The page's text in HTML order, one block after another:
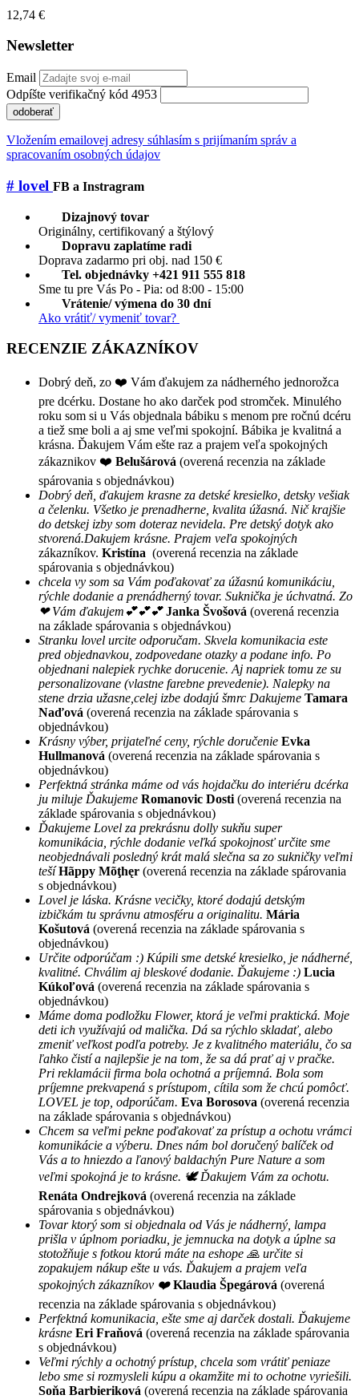
12,74 €
Newsletter
Email
Odpíšte verifikačný kód 4953
odoberať
Vložením emailovej adresy súhlasím s prijímaním správ a
spracovaním osobných údajov
# lovel FB a Instragram
Dizajnový tovar
Originálny, certifikovaný a štýlový
Dopravu zaplatíme radi
Doprava zadarmo pri obj. nad 150 €
Tel. objednávky +421 911 555 818
Sme tu pre Vás Po - Pia: od 8:00 - 15:00
Vrátenie/ výmena do 30 dní
Ako vrátiť/ vymeniť tovar?
RECENZIE ZÁKAZNÍKOV
Dobrý deň, zo ❤️ Vám ďakujem za nádherného jednorožca
pre dcérku. Dostane ho ako darček pod stromček. Minulého
roku som si u Vás objednala bábiku s menom pre ročnú dcéru
a tiež sme boli a aj sme veľmi spokojní. Bábika je kvalitná a
krásna. Ďakujem Vám ešte raz a prajem veľa spokojných
zákaznikov ❤️ Belušárová (overená recenzia na základe
spárovania s objednávkou)
Dobrý deň, ďakujem krasne za detské kresielko, detsky vešiak
a čelenku. Všetko je prenadherne, kvalita úžasná. Nič krajšie
do detskej izby som doteraz nevidela. Pre detský dotyk ako
stvorená.Dakujem krásne. Prajem veľa spokojných
zákazníkov. Kristína (overená recenzia na základe
spárovania s objednávkou)
chcela vy som sa Vám poďakovať za úžasnú komunikáciu,
rýchle dodanie a prenádherný tovar. Suknička je úchvatná. Zo
❤ Vám ďakujem💕💕💕 Janka Švošová (overená recenzia
na základe spárovania s objednávkou)
Stranku lovel urcite odporučam. Skvela komunikacia este
pred objednavkou, zodpovedane otazky a podane info. Po
objednani nalepiek rychke dorucenie. Aj napriek tomu ze su
personalizovane (vlastne farebne prevedenie). Nalepky na
stene drzia užasne,celej izbe dodajú šmrc Dakujeme Tamara
Naďová (overená recenzia na základe spárovania s
objednávkou)
Krásny výber, prijateľné ceny, rýchle doručenie Evka
Hullmanová (overená recenzia na základe spárovania s
objednávkou)
Perfektná stránka máme od vás hojdačku do interiéru dcérka
ju miluje Ďakujeme Romanovic Dosti (overená recenzia na
základe spárovania s objednávkou)
Ďakujeme Lovel za prekrásnu dolly sukňu super
komunikácia, rýchle dodanie veľká spokojnosť určite sme
neobjednávali posledný krát malá slečna sa zo sukničky veľmi
tešíHãppy Mõţhęr (overená recenzia na základe spárovania
s objednávkou)
Lovel je láska. Krásne vecičky, ktoré dodajú detským
izbičkám tu správnu atmosféru a originalitu. Mária
Košutová (overená recenzia na základe spárovania s
objednávkou)
Určite odporúčam :) Kúpili sme detské kresielko, je nádherné,
kvalitné. Chválim aj bleskové dodanie. Ďakujeme :) Lucia
Kúkoľová (overená recenzia na základe spárovania s
objednávkou)
Máme doma podložku Flower, ktorá je veľmi praktická. Moje
deti ich využívajú od malička. Dá sa rýchlo skladať, alebo
zmeniť veľkost podľa potreby. Je z kvalitného materiálu, čo sa
ľahko čistí a najlepšie je na tom, že sa dá prať aj v pračke.
Pri reklamácii firma bola ochotná a príjemná. Bola som
príjemne prekvapená s prístupom, cítila som že chcú pomôcť.
LOVEL je top, odporúčam. Eva Borosova (overená recenzia
na základe spárovania s objednávkou)
Chcem sa veľmi pekne poďakovať za prístup a ochotu vrámci
komunikácie a výberu. Dnes nám bol doručený balíček od
Vás a to hniezdo a ľanový baldachýn Pure Nature a som
veľmi spokojná je to krásne. 🕊 Ďakujem Vám za ochotu.
Renáta Ondrejková (overená recenzia na základe
spárovania s objednávkou)
Tovar ktorý som si objednala od Vás je nádherný, lampa
prišla v úplnom poriadku, je jemnucka na dotyk a úplne sa
stotožňuje s fotkou ktorú máte na eshope 🙏 určite si
zopakujem nákup ešte u vás. Ďakujem a prajem veľa
spokojných zákazníkov ❤️ Klaudia Špegárová (overená
recenzia na základe spárovania s objednávkou)
Perfektná komunikacia, ešte sme aj darček dostali. Ďakujeme
krásne Eri Fraňová (overená recenzia na základe spárovania
s objednávkou)
Veľmi rýchly a ochotný prístup, chcela som vrátiť peniaze
lebo sme si rozmysleli kúpu a okamžite mi to ochotne vyriešili.
Soňa Barbieriková (overená recenzia na základe spárovania